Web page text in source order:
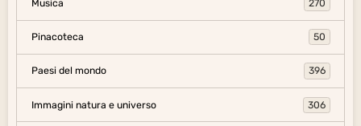
Musica 270
Pinacoteca 50
Paesi del mondo 396
Immagini natura e universo 306